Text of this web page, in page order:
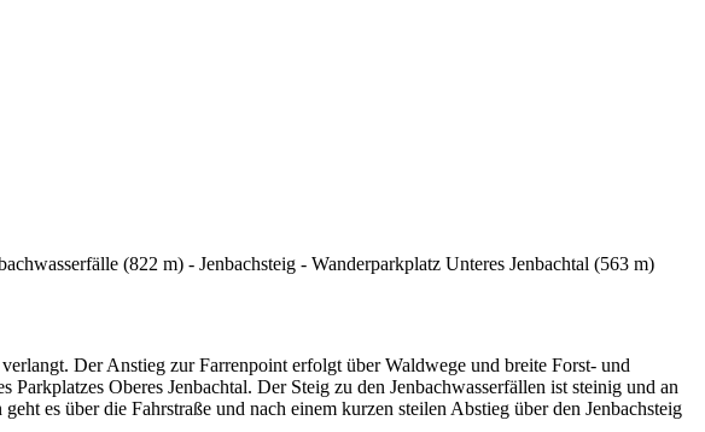
(822 m) - Jenbachsteig - Wanderparkplatz Unteres Jenbachtal (563 m)
Der Anstieg zur Farrenpoint erfolgt über Waldwege und breite Forst- und
Oberes Jenbachtal. Der Steig zu den Jenbachwasserfällen ist steinig und an
es über die Fahrstraße und nach einem kurzen steilen Abstieg über den Jenbachsteig